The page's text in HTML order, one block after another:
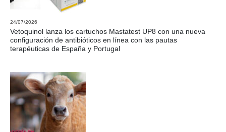
24/07/2026
Vetoquinol lanza los cartuchos Mastatest UP8 con una nueva
configuración de antibióticos en línea con las pautas
terapéuticas de España y Portugal